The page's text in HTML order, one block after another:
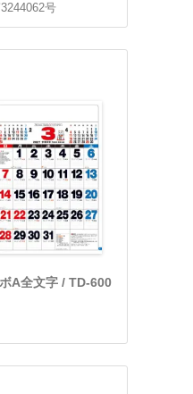
号
A全文字 / TD-600